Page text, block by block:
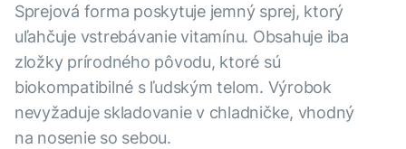
Sprejová forma poskytuje jemný sprej, ktorý
uľahčuje vstrebávanie vitamínu. Obsahuje iba
zložky prírodného pôvodu, ktoré sú
biokompatibilné s ľudským telom. Výrobok
nevyžaduje skladovanie v chladničke, vhodný
na nosenie so sebou.